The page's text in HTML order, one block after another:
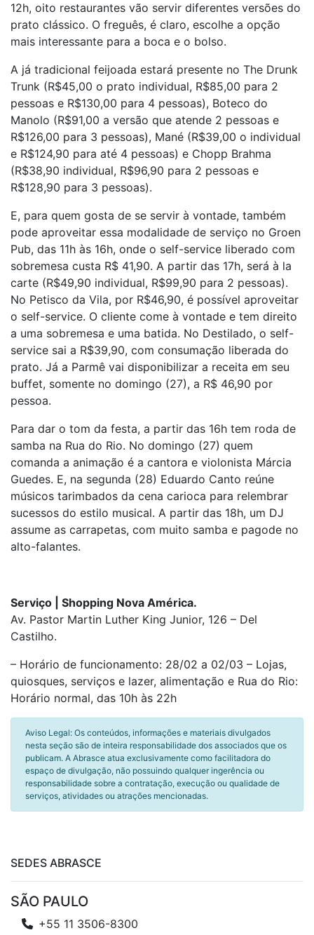
12h, oito restaurantes vão servir diferentes versões do
prato clássico. O freguês, é claro, escolhe a opção
mais interessante para a boca e o bolso.
A já tradicional feijoada estará presente no The Drunk
Trunk (R$45,00 o prato individual, R$85,00 para 2
pessoas e R$130,00 para 4 pessoas), Boteco do
Manolo (R$91,00 a versão que atende 2 pessoas e
R$126,00 para 3 pessoas), Mané (R$39,00 o individual
e R$124,90 para até 4 pessoas) e Chopp Brahma
(R$38,90 individual, R$96,90 para 2 pessoas e
R$128,90 para 3 pessoas).
E, para quem gosta de se servir à vontade, também
pode aproveitar essa modalidade de serviço no Groen
Pub, das 11h às 16h, onde o self-service liberado com
sobremesa custa R$ 41,90. A partir das 17h, será à la
carte (R$49,90 individual, R$99,90 para 2 pessoas).
No Petisco da Vila, por R$46,90, é possível aproveitar
o self-service. O cliente come à vontade e tem direito
a uma sobremesa e uma batida. No Destilado, o self-
service sai a R$39,90, com consumação liberada do
prato. Já a Parmê vai disponibilizar a receita em seu
buffet, somente no domingo (27), a R$ 46,90 por
pessoa.
Para dar o tom da festa, a partir das 16h tem roda de
samba na Rua do Rio. No domingo (27) quem
comanda a animação é a cantora e violonista Márcia
Guedes. E, na segunda (28) Eduardo Canto reúne
músicos tarimbados da cena carioca para relembrar
sucessos do estilo musical. A partir das 18h, um DJ
assume as carrapetas, com muito samba e pagode no
alto-falantes.
Serviço | Shopping Nova América.
Av. Pastor Martin Luther King Junior, 126 – Del
Castilho.
– Horário de funcionamento: 28/02 a 02/03 – Lojas,
quiosques, serviços e lazer, alimentação e Rua do Rio:
Horário normal, das 10h às 22h
Aviso Legal: Os conteúdos, informações e materiais divulgados
nesta seção são de inteira responsabilidade dos associados que os
publicam. A Abrasce atua exclusivamente como facilitadora do
espaço de divulgação, não possuindo qualquer ingerência ou
responsabilidade sobre a contratação, execução ou qualidade de
serviços, atividades ou atrações mencionadas.
SEDES ABRASCE
SÃO PAULO
+55 11 3506-8300